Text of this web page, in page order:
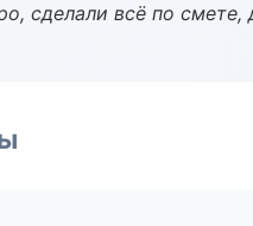
сделали всё по смете,